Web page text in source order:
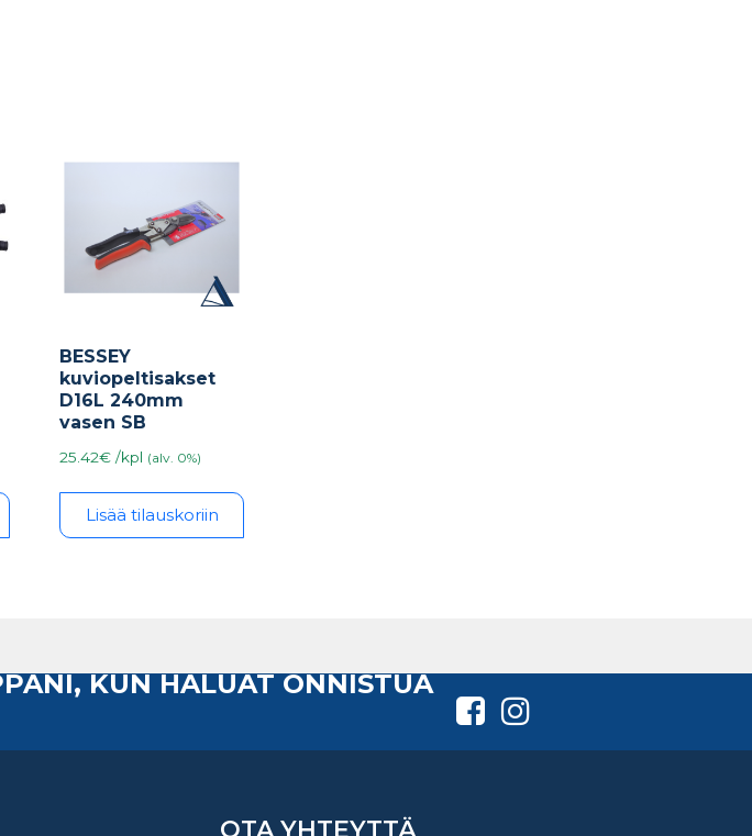
BESSEY
kuviopeltisakset
D16L 240mm
vasen SB
25.42€ /kpl (alv. 0%)
Lisää tilauskoriin
KUN HALUAT ONNISTUA